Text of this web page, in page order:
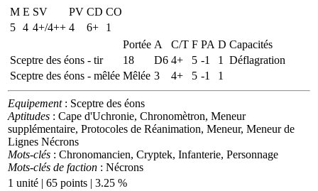
M E SV PV CD CO
5 4 4+/4++ 4 6+
1
Portée A C/T F PA D Capacités
Sceptre des éons - tir
18 D6 4+ 5 -1 1
Déflagration
Sceptre des éons - mêlée Mêlée 3 4+ 5 -1 1
Equipement: Sceptre des éons
Aptitudes : Cape d'Uchronie, Chronomètron, Meneur
supplémentaire, Protocoles de Réanimation, Meneur, Meneur de
Lignes Nécrons
Mots-clés : Chronomancien, Cryptek, Infanterie, Personnage
Mots-clés de faction : Nécrons
1 unité | 65 points | 3.25 %